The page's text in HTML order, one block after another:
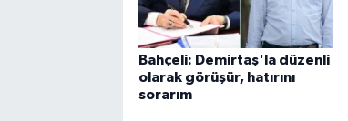
Bahçeli: Demirtaş'la düzenli
olarak görüşür, hatırını
sorarım